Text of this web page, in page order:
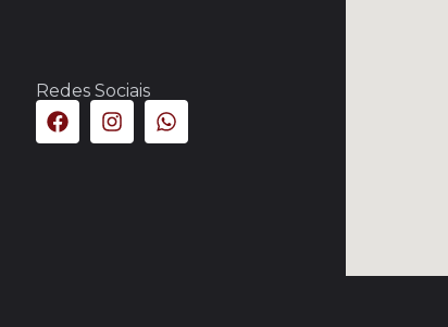
Redes Sociais